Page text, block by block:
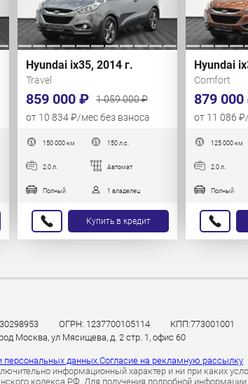
Hyundai ix35, 2014 г.
Travel
859 000 ₽
1 059 000 ₽
от 10 834 ₽/мес без взноса
150 000 км 150 л.с.
2.0 л. Автомат
Полный 1 владелец
Купить в кредит
Hyundai
Comfort
879
от 11 086
125 000 км
2.0 л.
Полный
ОГРН: 1237700105114 КПП:773001001
Москва, ул Мясищева, д. 2 стр. 1, офис 60
персональных данных.Согласие на рекламную рассылку
информационный характер и ни при каких
кодекса РФ. Для получения подробной информации